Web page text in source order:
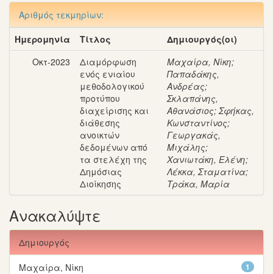
Αριθμός τεκμηρίων:
Ημερομηνία
Τίτλος
Δημιουργός(οι)
Οκτ-2023
Διαμόρφωση
ενός ενιαίου
μεθοδολογικού
προτύπου
διαχείρισης και
διάθεσης
ανοικτών
δεδομένων από
τα στελέχη της
Δημόσιας
Διοίκησης
Μαχαίρα, Νίκη;
Παπαδάκης,
Ανδρέας;
Σκλαπάνης,
Αθανάσιος;Σφήκας,
Κωνσταντίνος;
Γεωργακάς,
Μιχάλης;
Χανιωτάκη, Ελένη;
Λέκκα, Σταματίνα;
Τράκα, Μαρία
Ανακαλύψτε
Δημιουργός
1
Μαχαίρα, Νίκη